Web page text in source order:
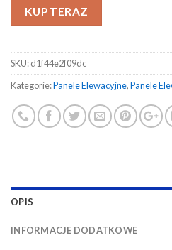
KUP TERAZ
SKU:d1f44e2f09dc
Kategorie:Panele Elewacyjne,Panele
OPIS
INFORMACJE DODATKOWE